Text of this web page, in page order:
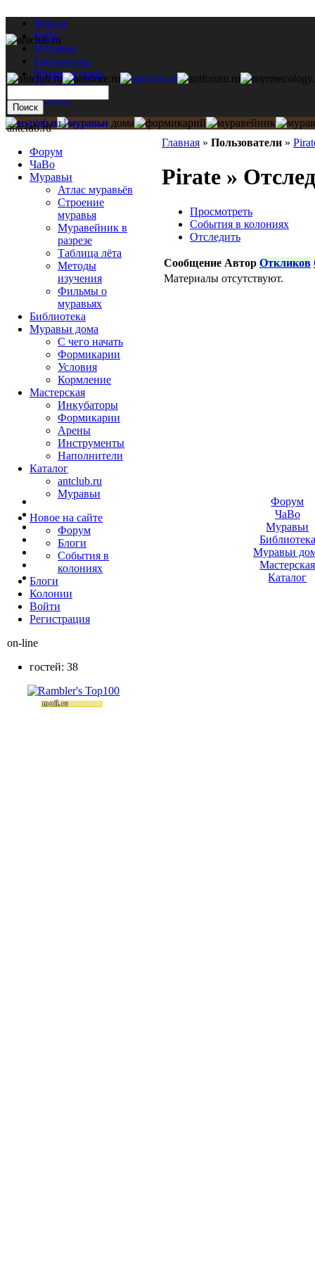
Форум
ЧаВо
Муравьи
Библиотека
Муравьи дома
Мастерская
Каталог
Главная » Пользователи »
Pirate »
Просмотреть
События в колониях
Отследить
Сообщение Автор Откликов
Материалы отсутствуют.
antclub.ru
Форум
ЧаВо
Муравьи
Атлас муравьёв
Строение
муравья
Муравейник в
разрезе
Таблица лёта
Методы
изучения
Фильмы о
муравьях
Библиотека
Муравьи дома
С чего начать
Формикарии
Условия
Кормление
Мастерская
Инкубаторы
Формикарии
Арены
Инструменты
Наполнители
Каталог
antclub.ru
Муравьи
Новое на сайте
Форум
Блоги
События в
колониях
Блоги
Колонии
Войти
Peгиcтpaция
on-line
гостей: 38
Форум
ЧаВо
Муравьи
Библиотека
Муравьи
Мастерская
Каталог